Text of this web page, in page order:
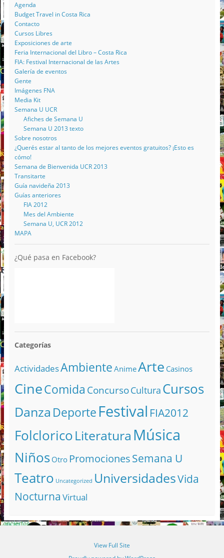
Agenda
Budget Travel in Costa Rica
Contacto
Cursos Libres
Exposiciones de arte
Feria Internacional del Libro – Costa Rica
FIA: Festival Internacional de las Artes
Galería de eventos
Gente
Imágenes FNA
Media Kit
Semana U UCR
Afiches de Semana U
Semana U 2013 texto
Sobre nosotros
¿Querés estar al tanto de los mejores eventos gratuitos? ¡Esto es
cómo!
Semana de Bienvenida UCR 2013
Transitarte
Guía navideña 2013
Guías anteriores
FIA 2012
Mes del Ambiente
Semana U, UCR 2012
MAPA
¿Qué pasa en Facebook?
Categorías
ActividadesAmbiente AnimeArte Casinos
CineComida ConcursoCultura Cursos
Danza DeporteFestival FIA2012
FolcloricoLiteratura Música
Niños Otro PromocionesSemana U
Teatro Uncategorized UniversidadesVida
Nocturna Virtual
View Full Site